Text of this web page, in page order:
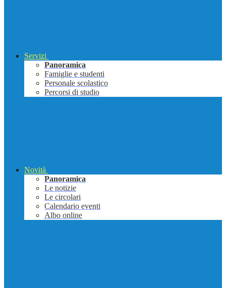
Servizi
Panoramica
Famiglie e studenti
Personale scolastico
Percorsi di studio
Novità
Panoramica
Le notizie
Le circolari
Calendario eventi
Albo online